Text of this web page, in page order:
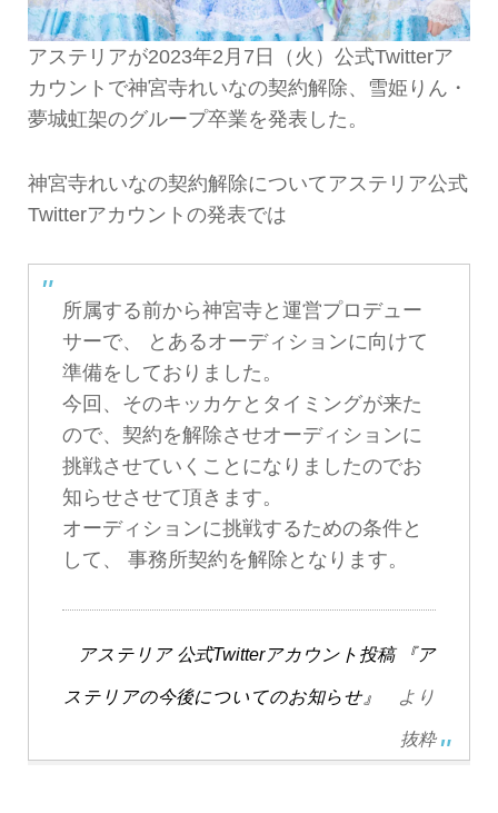
アステリアが2023年2月7日（火）公式Twitterア
カウントで神宮寺れいなの契約解除、雪姫りん・
夢城虹架のグループ卒業を発表した。
神宮寺れいなの契約解除についてアステリア公式
Twitterアカウントの発表では
所属する前から神宮寺と運営プロデュー
サーで、 とあるオーディションに向けて
準備をしておりました。
今回、そのキッカケとタイミングが来た
ので、契約を解除させオーディションに
挑戦させていくことになりましたのでお
知らせさせて頂きます。
オーディションに挑戦するための条件と
して、 事務所契約を解除となります。
アステリア 公式Twitterアカウント投稿 『ア
ステリアの今後についてのお知らせ』 より
抜粋